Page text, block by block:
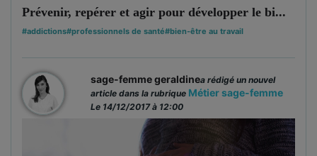
Prévenir, repérer et agir pour développer le bi...
#addictions#professionnels de santé#bien-être au travail
sage-femme geraldinea rédigé un nouvel
article dans la rubrique Métier sage-femme
Le 14/12/2017 à 12:00